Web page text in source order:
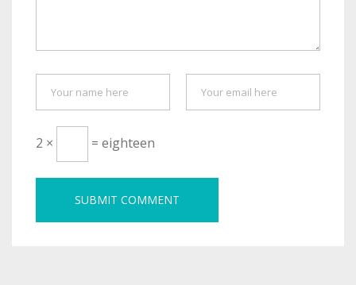
2 × = eighteen